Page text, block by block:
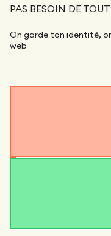
PAS BESOIN DE
On garde ton identité,
web